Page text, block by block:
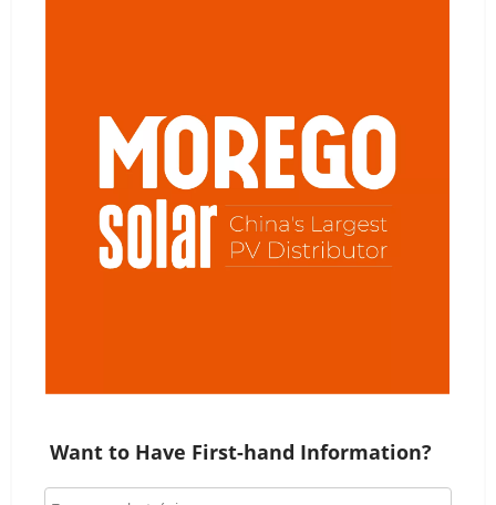
Want to Have First-hand Information?